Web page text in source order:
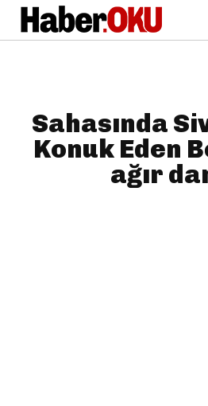
Sahasında
Konuk Eden
ağır